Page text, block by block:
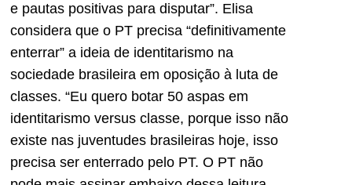
e pautas positivas para disputar”. Elisa
considera que o PT precisa “definitivamente
enterrar” a ideia de identitarismo na
sociedade brasileira em oposição à luta de
classes. “Eu quero botar 50 aspas em
identitarismo versus classe, porque isso não
existe nas juventudes brasileiras hoje, isso
precisa ser enterrado pelo PT. O PT não